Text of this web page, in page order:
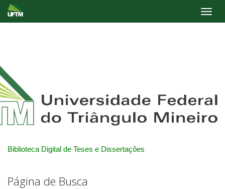
Biblioteca Digital de Teses e Dissertações
Página de Busca